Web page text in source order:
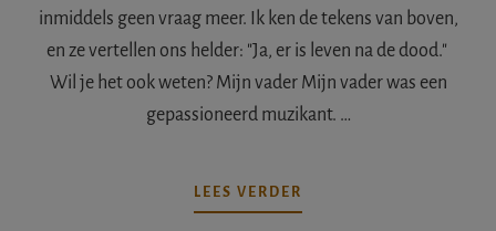
inmiddels geen vraag meer. Ik ken de tekens van boven,
en ze vertellen ons helder: "Ja, er is leven na de dood."
Wil je het ook weten? Mijn vader Mijn vader was een
gepassioneerd muzikant. …
LEES VERDER
VAN